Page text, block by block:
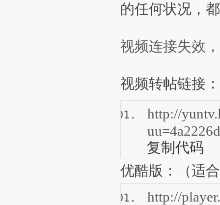
的任何状况，
视频连接失效
视频转帖链接
http://
复制代码
优酷版：（适
http://